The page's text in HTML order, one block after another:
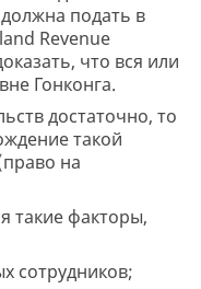
подать в
Revenue
что вся или
Гонконга.
достаточно, то
такой
на
такие факторы,
сотрудников;